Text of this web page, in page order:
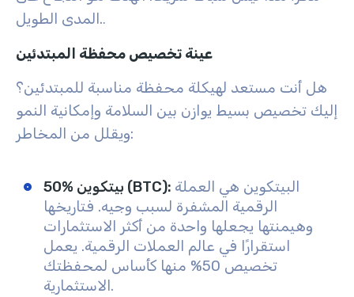
المدى الطويل..
عينة تخصيص محفظة المبتدئين
هل أنت مستعد لهيكلة محفظة مناسبة للمبتدئين؟
إليك تخصيص بسيط يوازن بين السلامة وإمكانية النمو
ويقلل من المخاطر:
50% بيتكوين (BTC): البيتكوين هي العملة
الرقمية المشفرة لسبب وجيه. فتاريخها
وهيمنتها يجعلها واحدة من أكثر الاستثمارات
استقرارًا في عالم العملات الرقمية. يعمل
تخصيص 50% منها كأساس لمحفظتك
الاستثمارية.